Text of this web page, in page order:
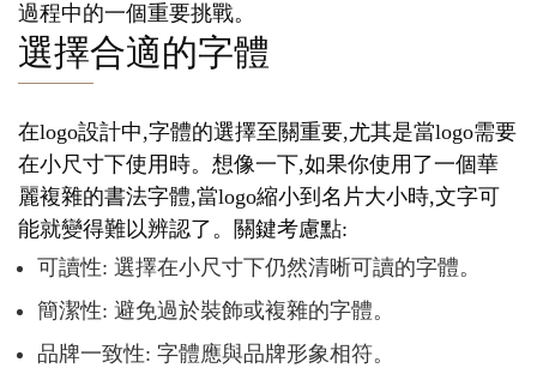
過程中的一個重要挑戰。
選擇合適的字體
在logo設計中,字體的選擇至關重要,尤其是當logo需要
在小尺寸下使用時。想像一下,如果你使用了一個華
麗複雜的書法字體,當logo縮小到名片大小時,文字可
能就變得難以辨認了。關鍵考慮點:
可讀性: 選擇在小尺寸下仍然清晰可讀的字體。
簡潔性: 避免過於裝飾或複雜的字體。
品牌一致性: 字體應與品牌形象相符。